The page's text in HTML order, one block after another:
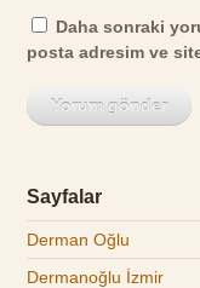
Daha sonraki
posta adresim ve
Sayfalar
Derman Oğlu
Dermanoğlu İzmir